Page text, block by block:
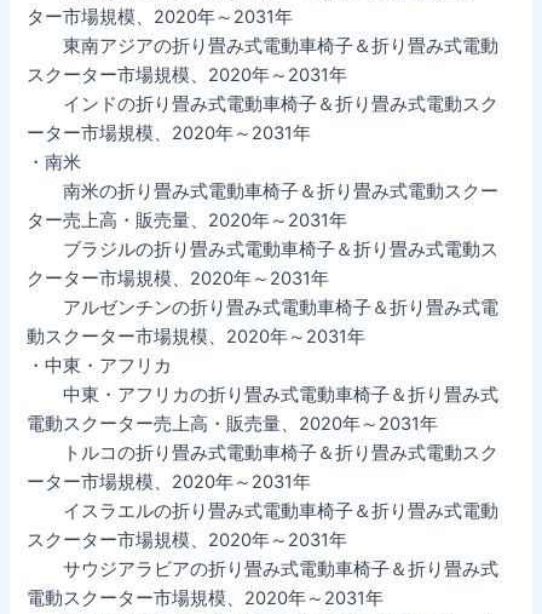
ター市場規模、2020年～2031年
東南アジアの折り畳み式電動車椅子＆折り畳み式電動
スクーター市場規模、2020年～2031年
インドの折り畳み式電動車椅子＆折り畳み式電動スク
ーター市場規模、2020年～2031年
・南米
南米の折り畳み式電動車椅子＆折り畳み式電動スクー
ター売上高・販売量、2020年～2031年
ブラジルの折り畳み式電動車椅子＆折り畳み式電動ス
クーター市場規模、2020年～2031年
アルゼンチンの折り畳み式電動車椅子＆折り畳み式電
動スクーター市場規模、2020年～2031年
・中東・アフリカ
中東・アフリカの折り畳み式電動車椅子＆折り畳み式
電動スクーター売上高・販売量、2020年～2031年
トルコの折り畳み式電動車椅子＆折り畳み式電動スク
ーター市場規模、2020年～2031年
イスラエルの折り畳み式電動車椅子＆折り畳み式電動
スクーター市場規模、2020年～2031年
サウジアラビアの折り畳み式電動車椅子＆折り畳み式
電動スクーター市場規模、2020年～2031年